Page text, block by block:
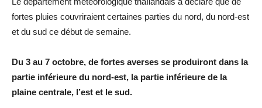
fortes pluies couvriraient certaines parties du nord, du nord-est
et du sud ce début de semaine.
Du 3 au 7 octobre, de fortes averses se produiront dans la
partie inférieure du nord-est, la partie inférieure de la
plaine centrale, l’est et le sud.